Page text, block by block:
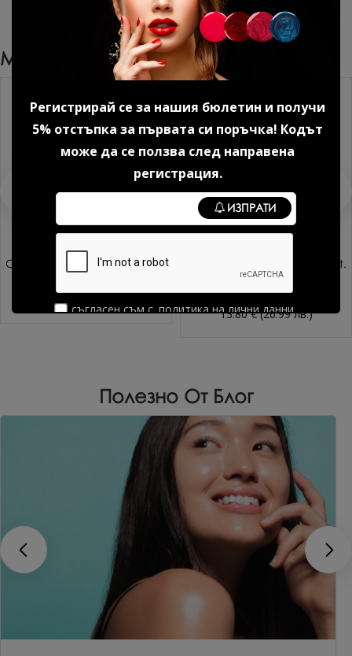
Регистрирай се за нашия бюлетин и получи
5% отстъпка за първата си поръчка! Кодът
може да се ползва след направена
регистрация.
ИЗПРАТИ
съгласен съм с политика на лични данни
Може Да Харесате Още
Стоманен диск PODODISC 16
15.85 € (31.00 лв.)
Сменящ се абразив 100 grit.
за пила за педикюр 25 бр.
опаковка, цвят сив 1 бр.
13.80 € (26.99 лв.)
Полезно От Блог